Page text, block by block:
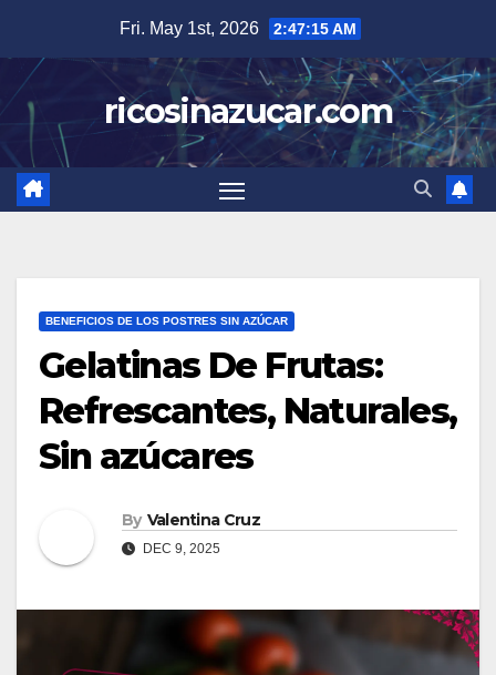
content
Fri. May 1st, 2026 2:47:16 AM
ricosinazucar.com
BENEFICIOS DE LOS POSTRES SIN AZÚCAR
Gelatinas De Frutas:
Refrescantes, Naturales,
Sin azúcares
By Valentina Cruz
DEC 9, 2025